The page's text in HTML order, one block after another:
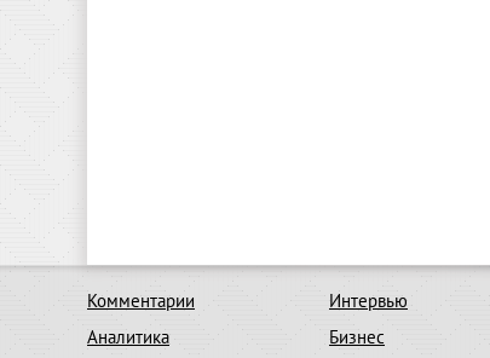
Комментарии
Аналитика
Интервью
Бизнес